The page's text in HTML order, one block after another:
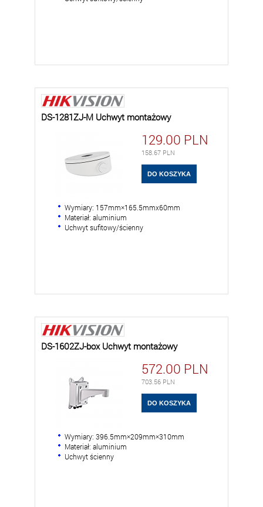
DS-1281ZJ-M Uchwyt montażowy
129.00 PLN
158.67 PLN
Wymiary: 157mm×165.5mmx60mm
Materiał: aluminium
Uchwyt sufitowy/ścienny
DS-1602ZJ-box Uchwyt montażowy
572.00 PLN
703.56 PLN
Wymiary: 396.5mm×209mm×310mm
Materiał: aluminium
Uchwyt ścienny